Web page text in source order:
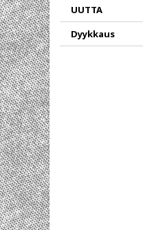
UUTTA
Dyykkaus